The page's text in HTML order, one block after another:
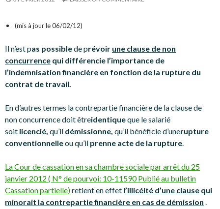
(mis à jour le 06/02/12)
Il n’est pas possiblede prévoir une clause de non
concurrence qui différencie l’importance de
l’indemnisation financière en fonction de la rupture du
contrat de travail.
En d’autres termes la contrepartie financière de la clause de
non concurrence doit êtreidentiqueque le salarié
soit licencié, qu’il démissionne, qu’il bénéficie d’unerupture
conventionnelleou qu’il prenne acte de la rupture.
La Cour de cassation en sa chambre sociale par arrêt du 25
janvier 2012 ( N° de pourvoi: 10-11590 Publié au bulletin
Cassation partielle)retient en effet l’illicéité d’une clause qui
minorait la contrepartie financière en cas de démission .